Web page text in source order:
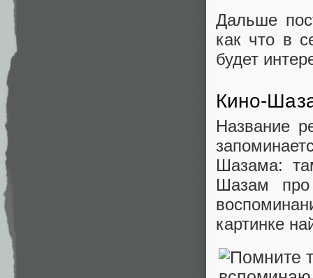
Дальше
как что в
будет
Название
Шазама:
Шазам
картинке